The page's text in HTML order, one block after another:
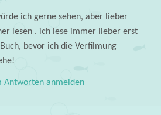
ich gerne sehen, aber lieber
lesen . ich lese immer lieber erst
bevor ich die Verfilmung
Antworten anmelden